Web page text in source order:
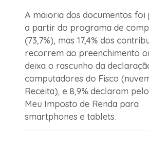
A maioria dos documentos foi
a partir do programa de
(73,7%), mas 17,4% dos
recorrem ao preenchimento
deixa o rascunho da
computadores do Fisco
Receita), e 8,9% declaram
Meu Imposto de Renda para
smartphones e tablets.